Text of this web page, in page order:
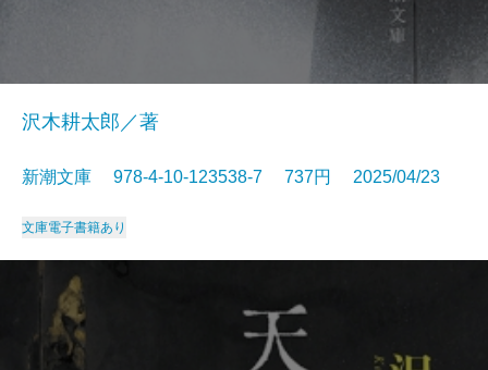
沢木耕太郎／著
新潮文庫 978-4-10-123538-7 737円 2025/04/23
文庫電子書籍あり